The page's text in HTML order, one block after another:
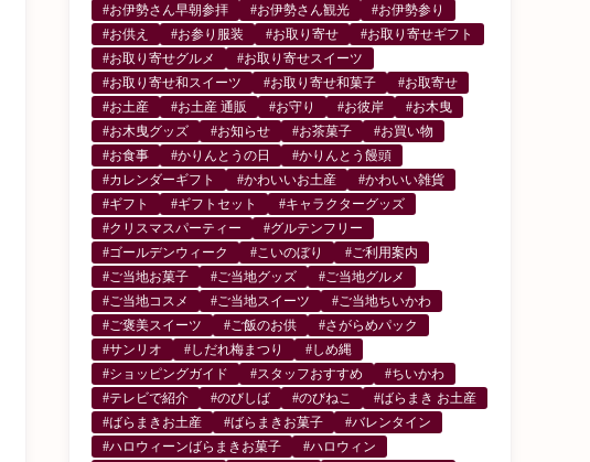
#お伊勢さん早朝参拝
#お伊勢さん観光
#お伊勢参り
#お供え
#お参り服装 #お取り寄せ
#お取り寄せギフト
#お取り寄せグルメ
#お取り寄せスイーツ
#お取り寄せ和スイーツ
#お取り寄せ和菓子
#お取寄せ
#お土産
#お土産 通販 #お守り #お彼岸
#お木曳
#お木曳グッズ
#お知らせ #お茶菓子
#お買い物
#お食事
#かりんとうの日
#かりんとう饅頭
#カレンダーギフト
#かわいいお土産
#かわいい雑貨
#ギフト
#ギフトセット
#キャラクターグッズ
#クリスマスパーティー
#グルテンフリー
#ゴールデンウィーク
#こいのぼり
#ご利用案内
#ご当地お菓子
#ご当地グッズ
#ご当地グルメ
#ご当地コスメ
#ご当地スイーツ
#ご当地ちいかわ
#ご褒美スイーツ
#ご飯のお供
#さがらめパック
#サンリオ
#しだれ梅まつり
#しめ縄
#ショッピングガイド
#スタッフおすすめ
#ちいかわ
#テレビで紹介
#のびしば #のびねこ
#ばらまき お土産
#ばらまきお土産
#ばらまきお菓子
#バレンタイン
#ハロウィーンばらまきお菓子
#ハロウィン